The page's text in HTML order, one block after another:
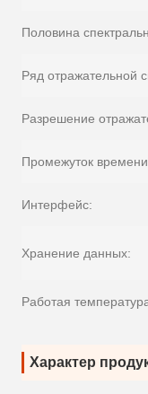
Половина
Ряд отражательной
Разрешение
Промежуток
Интерфейс:
Хранение данных:
Работая
Характер